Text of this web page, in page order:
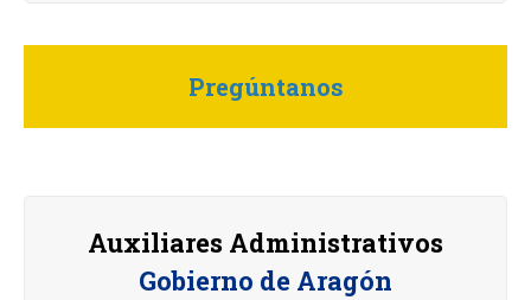
Pregúntanos
Auxiliares Administrativos
Gobierno de Aragón